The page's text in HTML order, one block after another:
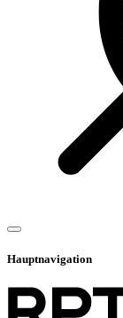
Hauptnavigation